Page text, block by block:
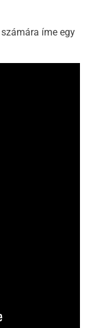
íme egy